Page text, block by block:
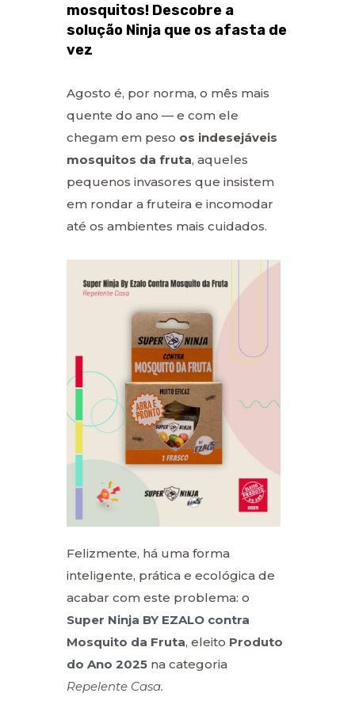
mosquitos! Descobre a
solução Ninja que os afasta de
vez
Agosto é, por norma, o mês mais
quente do ano — e com ele
chegam em peso os indesejáveis
mosquitos da fruta, aqueles
pequenos invasores que insistem
em rondar a fruteira e incomodar
até os ambientes mais cuidados.
Felizmente, há uma forma
inteligente, prática e ecológica de
acabar com este problema: o
Super Ninja BY EZALO contra
Mosquito da Fruta, eleito Produto
do Ano 2025 na categoria
Repelente Casa.